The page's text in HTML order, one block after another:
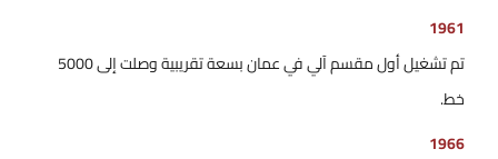
1961
تم تشغيل أول مقسم آلي في عمان بسعة تقريبية وصلت إلى 5000
خط.
1966